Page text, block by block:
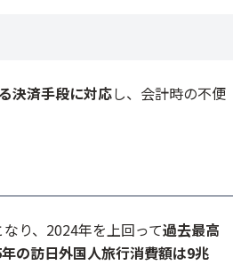
較
決済手段に対応し、会計時の不便
なり、2024年を上回って過去最高
の訪日外国人旅行消費額は9兆